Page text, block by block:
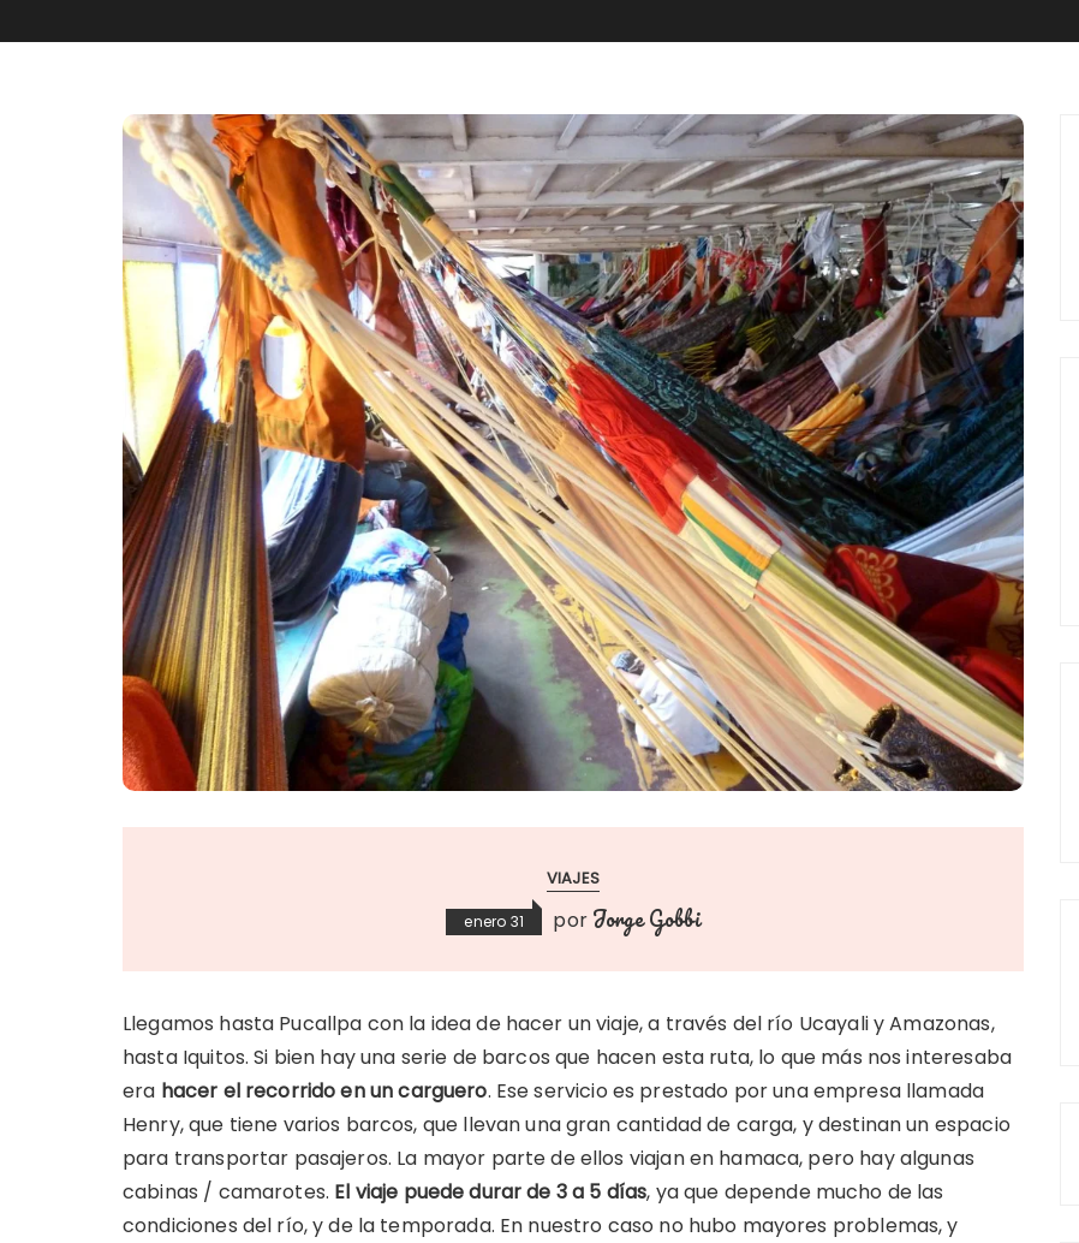
VIAJES
enero 31 por Jorge Gobbi
Llegamos hasta Pucallpa con la idea de hacer un viaje, a través del río Ucayali y Amazonas,
hasta Iquitos. Si bien hay una serie de barcos que hacen esta ruta, lo que más nos interesaba
era hacer el recorrido en un carguero. Ese servicio es prestado por una empresa llamada
Henry, que tiene varios barcos, que llevan una gran cantidad de carga, y destinan un espacio
para transportar pasajeros. La mayor parte de ellos viajan en hamaca, pero hay algunas
cabinas / camarotes. El viaje puede durar de 3 a 5 días, ya que depende mucho de las
condiciones del río, y de la temporada. En nuestro caso no hubo mayores problemas, y